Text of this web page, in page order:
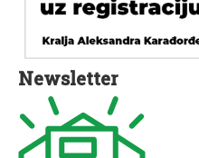
Newsletter